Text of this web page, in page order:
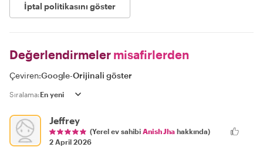
İptal politikasını göster
Değerlendirmeler misafirlerden
Çeviren:Google-Orijinali göster
Sıralama:
Jeffrey
(Yerel ev sahibi Anish Jha hakkında)
2 April 2026